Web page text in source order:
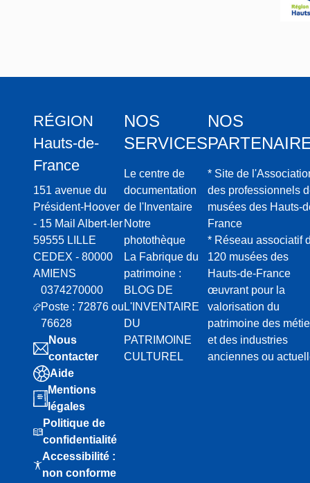
RÉGION
Hauts-de-
France
151 avenue du
Président-Hoover
- 15 Mail Albert-Ier
59555 LILLE
CEDEX - 80000
AMIENS
0374270000
Poste : 72876 ou
76628
Nous
contacter
Aide
Mentions
légales
Politique de
confidentialité
Accessibilité :
non conforme
NOS
SERVICES
Le centre de
documentation
de l'Inventaire
Notre
photothèque
La Fabrique du
patrimoine :
BLOG DE
L'INVENTAIRE
DU
PATRIMOINE
CULTUREL
NOS
* Site de
des professionnels
musées des Hauts-
France
* Réseau associatif
120 musées des
Hauts-de-France
œuvrant pour la
valorisation du
patrimoine des
et des industries
anciennes ou